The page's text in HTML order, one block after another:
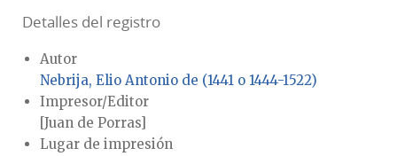
Detalles del registro
Autor
Nebrija, Elio Antonio de (1441 o 1444-1522)
Impresor/Editor
[Juan de Porras]
Lugar de impresión